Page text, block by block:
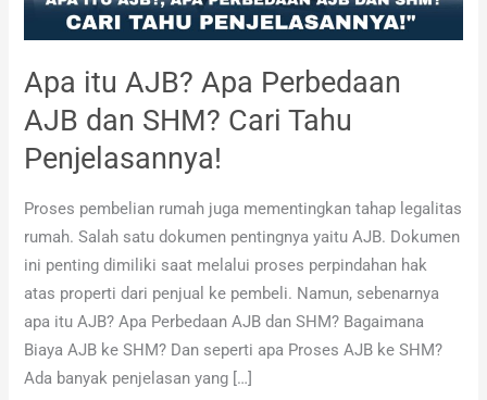
Apa itu AJB? Apa Perbedaan
AJB dan SHM? Cari Tahu
Penjelasannya!
Proses pembelian rumah juga mementingkan tahap legalitas
rumah. Salah satu dokumen pentingnya yaitu AJB. Dokumen
ini penting dimiliki saat melalui proses perpindahan hak
atas properti dari penjual ke pembeli. Namun, sebenarnya
apa itu AJB? Apa Perbedaan AJB dan SHM? Bagaimana
Biaya AJB ke SHM? Dan seperti apa Proses AJB ke SHM?
Ada banyak penjelasan yang […]
dan
SHM?
Tahu
Penjelasannya!